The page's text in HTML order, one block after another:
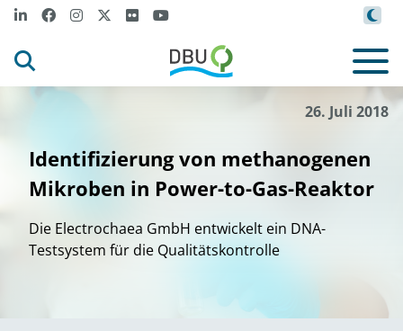
26. Juli 2018
Identifizierung von methanogenen
Mikroben in Power-to-Gas-Reaktor
Die Electrochaea GmbH entwickelt ein DNA-
Testsystem für die Qualitätskontrolle